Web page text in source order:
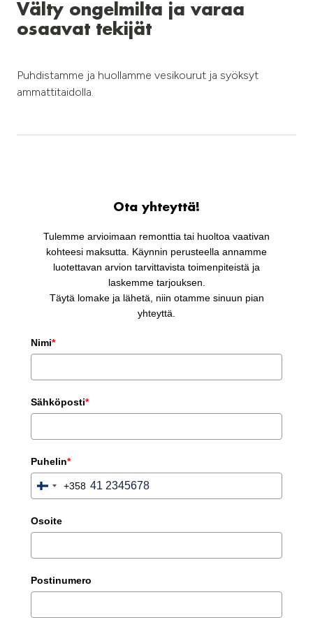
Välty ongelmilta ja varaa
osaavat tekijät
Puhdistamme ja huollamme vesikourut ja syöksyt
ammattitaidolla.
Ota yhteyttä!
Tulemme arvioimaan remonttia tai huoltoa vaativan
kohteesi maksutta. Käynnin perusteella annamme
luotettavan arvion tarvittavista toimenpiteistä ja
laskemme tarjouksen.
Täytä lomake ja lähetä, niin otamme sinuun pian
yhteyttä.
Nimi*
Sähköposti*
Puhelin*
Finland+358
Osoite
Postinumero